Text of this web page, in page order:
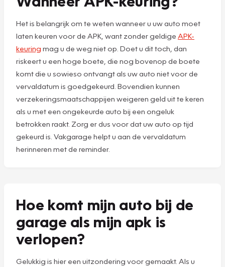
Het is belangrijk om te weten wanneer u uw auto moet
laten keuren voor de APK, want zonder geldige APK-
keuring mag u de weg niet op. Doet u dit toch, dan
riskeert u een hoge boete, die nog bovenop de boete
komt die u sowieso ontvangt als uw auto niet voor de
vervaldatum is goedgekeurd. Bovendien kunnen
verzekeringsmaatschappijen weigeren geld uit te keren
als u met een ongekeurde auto bij een ongeluk
betrokken raakt. Zorg er dus voor dat uw auto op tijd
gekeurd is. Vakgarage helpt u aan de vervaldatum
herinneren met de reminder.
Hoe komt mijn auto bij de
garage als mijn apk is
verlopen?
Gelukkig is hier een uitzondering voor gemaakt. Als u